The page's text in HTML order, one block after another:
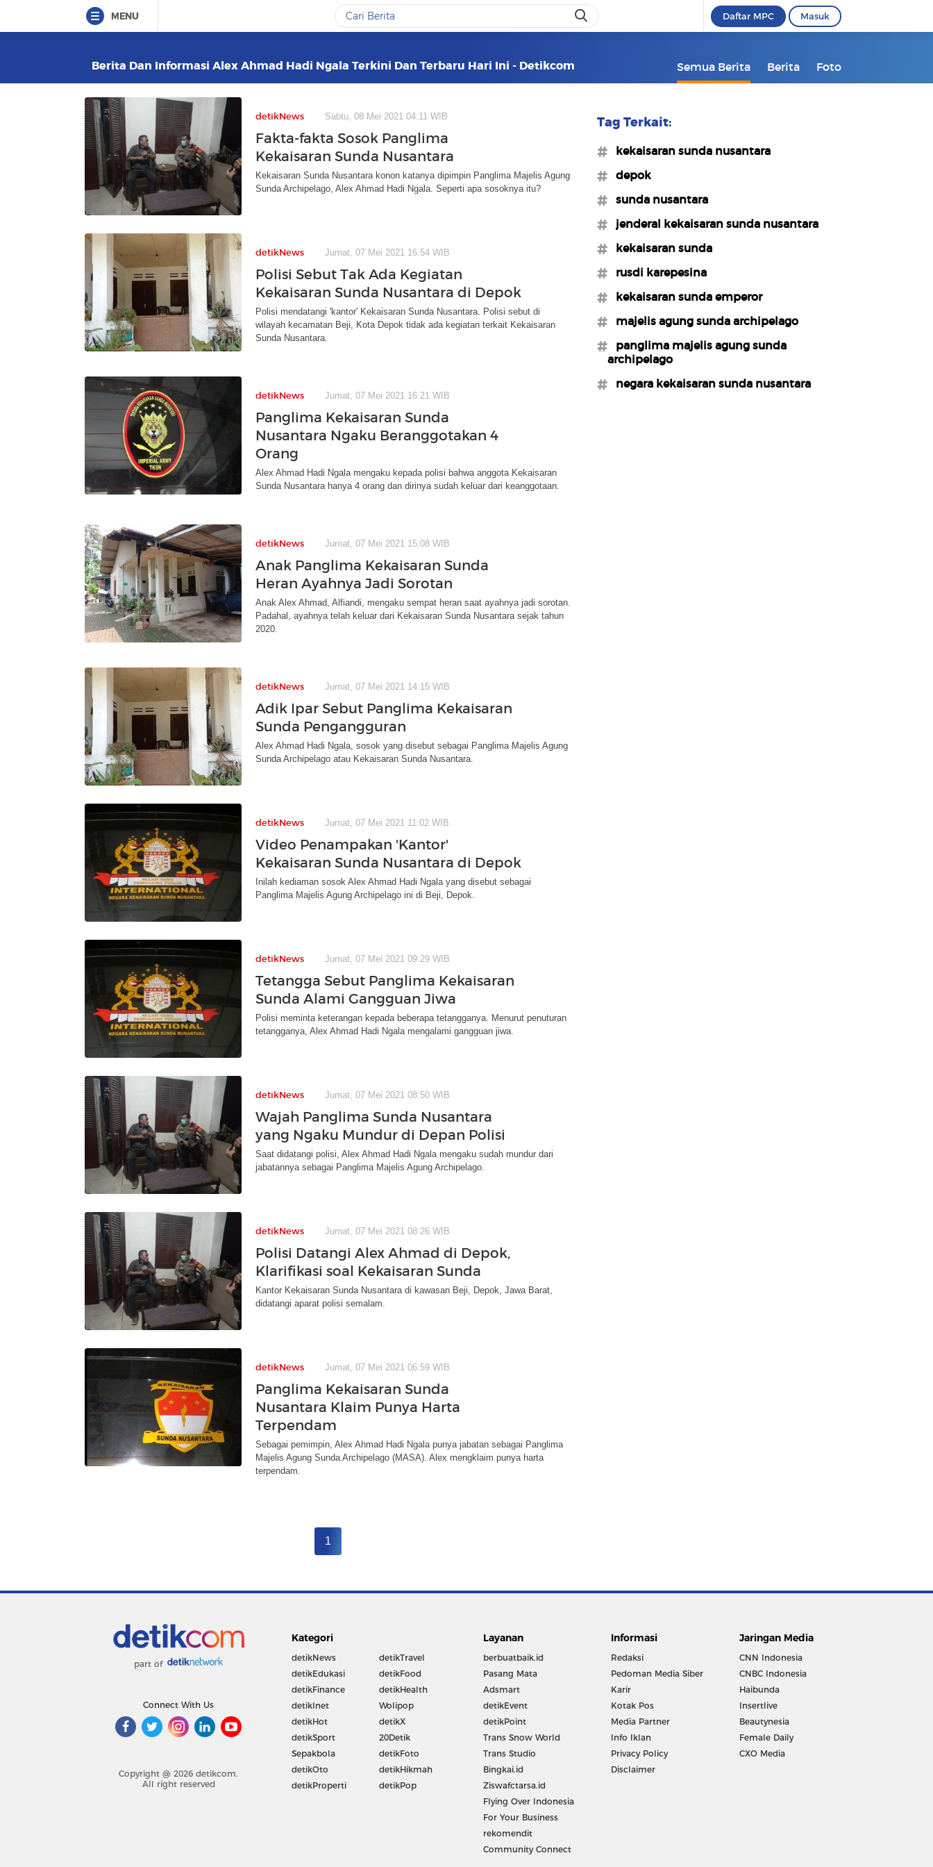
MENU Daftar MPC Masuk
Berita Dan Informasi Alex Ahmad Hadi Ngala Terkini Dan Terbaru Hari Ini - Detikcom Semua Berita Berita Foto
detikNews Sabtu, 08 Mei 2021 04:11 WIB
Fakta-fakta Sosok Panglima
Kekaisaran Sunda Nusantara
Kekaisaran Sunda Nusantara konon katanya dipimpin Panglima Majelis Agung
Sunda Archipelago, Alex Ahmad Hadi Ngala. Seperti apa sosoknya itu?
detikNews Jumat, 07 Mei 2021 16:54 WIB
Polisi Sebut Tak Ada Kegiatan
Kekaisaran Sunda Nusantara di Depok
Polisi mendatangi 'kantor' Kekaisaran Sunda Nusantara. Polisi sebut di
wilayah kecamatan Beji, Kota Depok tidak ada kegiatan terkait Kekaisaran
Sunda Nusantara.
detikNews Jumat, 07 Mei 2021 16:21 WIB
Panglima Kekaisaran Sunda
Nusantara Ngaku Beranggotakan 4
Orang
Alex Ahmad Hadi Ngala mengaku kepada polisi bahwa anggota Kekaisaran
Sunda Nusantara hanya 4 orang dan dirinya sudah keluar dari keanggotaan.
detikNews Jumat, 07 Mei 2021 15:08 WIB
Anak Panglima Kekaisaran Sunda
Heran Ayahnya Jadi Sorotan
Anak Alex Ahmad, Alfiandi, mengaku sempat heran saat ayahnya jadi sorotan.
Padahal, ayahnya telah keluar dari Kekaisaran Sunda Nusantara sejak tahun
2020.
detikNews Jumat, 07 Mei 2021 14:15 WIB
Adik Ipar Sebut Panglima Kekaisaran
Sunda Pengangguran
Alex Ahmad Hadi Ngala, sosok yang disebut sebagai Panglima Majelis Agung
Sunda Archipelago atau Kekaisaran Sunda Nusantara.
detikNews Jumat, 07 Mei 2021 11:02 WIB
Video Penampakan 'Kantor'
Kekaisaran Sunda Nusantara di Depok
Inilah kediaman sosok Alex Ahmad Hadi Ngala yang disebut sebagai
Panglima Majelis Agung Archipelago ini di Beji, Depok.
detikNews Jumat, 07 Mei 2021 09:29 WIB
Tetangga Sebut Panglima Kekaisaran
Sunda Alami Gangguan Jiwa
Polisi meminta keterangan kepada beberapa tetangganya. Menurut penuturan
tetangganya, Alex Ahmad Hadi Ngala mengalami gangguan jiwa.
detikNews Jumat, 07 Mei 2021 08:50 WIB
Wajah Panglima Sunda Nusantara
yang Ngaku Mundur di Depan Polisi
Saat didatangi polisi, Alex Ahmad Hadi Ngala mengaku sudah mundur dari
jabatannya sebagai Panglima Majelis Agung Archipelago.
detikNews Jumat, 07 Mei 2021 08:26 WIB
Polisi Datangi Alex Ahmad di Depok,
Klarifikasi soal Kekaisaran Sunda
Kantor Kekaisaran Sunda Nusantara di kawasan Beji, Depok, Jawa Barat,
didatangi aparat polisi semalam.
detikNews Jumat, 07 Mei 2021 06:59 WIB
Panglima Kekaisaran Sunda
Nusantara Klaim Punya Harta
Terpendam
Sebagai pemimpin, Alex Ahmad Hadi Ngala punya jabatan sebagai Panglima
Majelis Agung Sunda Archipelago (MASA). Alex mengklaim punya harta
terpendam.
1
Tag Terkait:
#kekaisaran sunda nusantara
#depok
#sunda nusantara
#jenderal kekaisaran sunda nusantara
#kekaisaran sunda
#rusdi karepesina
#kekaisaran sunda emperor
#majelis agung sunda archipelago
#panglima majelis agung sunda
archipelago
#negara kekaisaran sunda nusantara
part of
Connect With Us
Copyright @ 2026 detikcom.
All right reserved
Kategori
detikNews
detikEdukasi
detikFinance
detikInet
detikHot
detikSport
Sepakbola
detikOto
detikProperti
detikTravel
detikFood
detikHealth
Wolipop
detikX
20Detik
detikFoto
detikHikmah
detikPop
Layanan
berbuatbaik.id
Pasang Mata
Adsmart
detikEvent
detikPoint
Trans Snow World
Trans Studio
Bingkai.id
Ziswafctarsa.id
Flying Over Indonesia
For Your Business
rekomendit
Community Connect
Informasi
Redaksi
Pedoman Media Siber
Karir
Kotak Pos
Media Partner
Info Iklan
Privacy Policy
Disclaimer
Jaringan Media
CNN Indonesia
CNBC Indonesia
Haibunda
Insertlive
Beautynesia
Female Daily
CXO Media